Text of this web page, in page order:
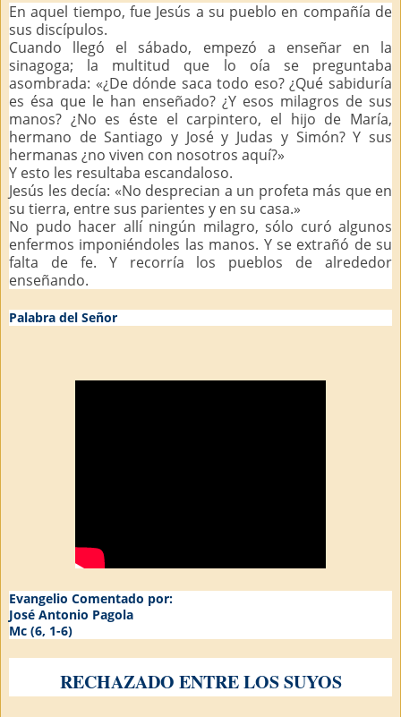
En aquel tiempo, fue Jesús a su pueblo en compañía de
sus discípulos.
Cuando llegó el sábado, empezó a enseñar en la
sinagoga; la multitud que lo oía se preguntaba
asombrada: «¿De dónde saca todo eso? ¿Qué sabiduría
es ésa que le han enseñado? ¿Y esos milagros de sus
manos? ¿No es éste el carpintero, el hijo de María,
hermano de Santiago y José y Judas y Simón? Y sus
hermanas ¿no viven con nosotros aquí?»
Y esto les resultaba escandaloso.
Jesús les decía: «No desprecian a un profeta más que en
su tierra, entre sus parientes y en su casa.»
No pudo hacer allí ningún milagro, sólo curó algunos
enfermos imponiéndoles las manos. Y se extrañó de su
falta de fe. Y recorría los pueblos de alrededor
enseñando.
Palabra del Señor
Evangelio Comentado por:
José Antonio Pagola
Mc (6, 1-6)
RECHAZADO ENTRE LOS SUYOS